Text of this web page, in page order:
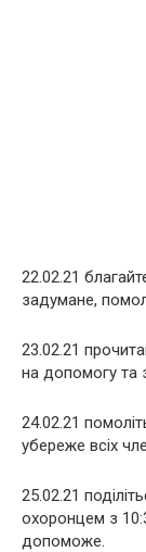
22.02.21
задумане,
23.02.21
на допомогу та
24.02.21
убереже всіх
25.02.21
охоронцем з
допоможе.